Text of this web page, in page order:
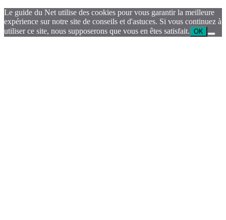
Le guide du Net utilise des cookies pour vous garantir la meilleure
expérience sur notre site de conseils et d'astuces. Si vous continuez à
utiliser ce site, nous supposerons que vous en êtes satisfait. OK